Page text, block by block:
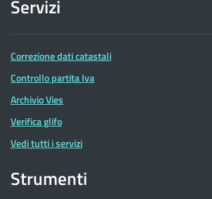
Servizi
Correzione dati catastali
Controllo partita Iva
Archivio Vies
Verifica glifo
Vedi tutti i servizi
Strumenti